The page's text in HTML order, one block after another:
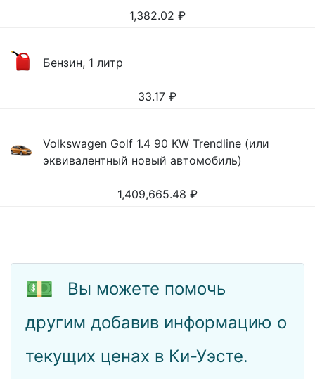
1,382.02 ₽
Бензин, 1 литр
33.17 ₽
Volkswagen Golf 1.4 90 KW Trendline (или
эквивалентный новый автомобиль)
1,409,665.48 ₽
💵
Вы можете помочь
другим добавив информацию о
текущих ценах в Ки-Уэсте.